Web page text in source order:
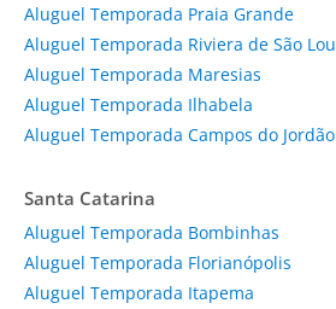
Aluguel Temporada Praia Grande
Aluguel Temporada Riviera de São
Aluguel Temporada Maresias
Aluguel Temporada Ilhabela
Aluguel Temporada Campos do Jordão
Santa Catarina
Aluguel Temporada Bombinhas
Aluguel Temporada Florianópolis
Aluguel Temporada Itapema